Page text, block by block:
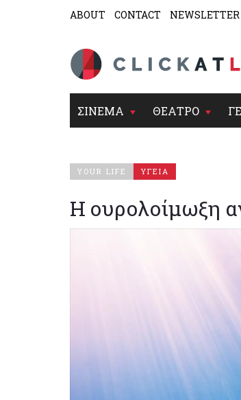
ABOUT CONTACT NEWSLETTER
ΣΙΝΕΜΑ ΘΕΑΤΡΟ
YOUR LIFE ΥΓΕΙΑ
Η ουρολοίμωξη